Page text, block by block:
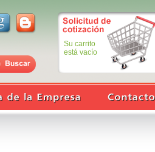
Su carrito
está vacío